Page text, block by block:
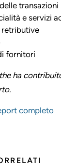
transazioni
e servizi
retributive
fornitori
ha
completo